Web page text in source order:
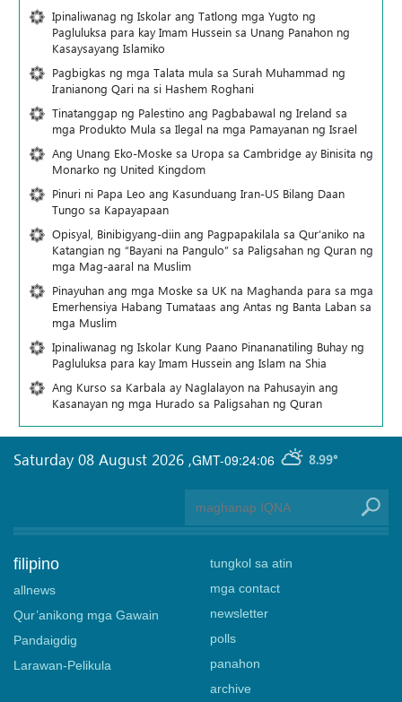
Ipinaliwanag ng Iskolar ang Tatlong mga Yugto ng
Pagluluksa para kay Imam Hussein sa Unang Panahon ng
Kasaysayang Islamiko
Pagbigkas ng mga Talata mula sa Surah Muhammad ng
Iranianong Qari na si Hashem Roghani
Tinatanggap ng Palestino ang Pagbabawal ng Ireland sa
mga Produkto Mula sa Ilegal na mga Pamayanan ng Israel
Ang Unang Eko-Moske sa Uropa sa Cambridge ay Binisita ng
Monarko ng United Kingdom
Pinuri ni Papa Leo ang Kasunduang Iran-US Bilang Daan
Tungo sa Kapayapaan
Opisyal, Binibigyang-diin ang Pagpapakilala sa Qur’aniko na
Katangian ng “Bayani na Pangulo” sa Paligsahan ng Quran ng
mga Mag-aaral na Muslim
Pinayuhan ang mga Moske sa UK na Maghanda para sa mga
Emerhensiya Habang Tumataas ang Antas ng Banta Laban sa
mga Muslim
Ipinaliwanag ng Iskolar Kung Paano Pinananatiling Buhay ng
Pagluluksa para kay Imam Hussein ang Islam na Shia
Ang Kurso sa Karbala ay Naglalayon na Pahusayin ang
Kasanayan ng mga Hurado sa Paligsahan ng Quran
GMT-09:24:06 8.99°
Saturday 08 August 2026 ,
filipino
allnews
Qur’anikong mga Gawain
Pandaigdig
Larawan-Pelikula
tungkol sa atin
mga contact
newsletter
polls
panahon
archive